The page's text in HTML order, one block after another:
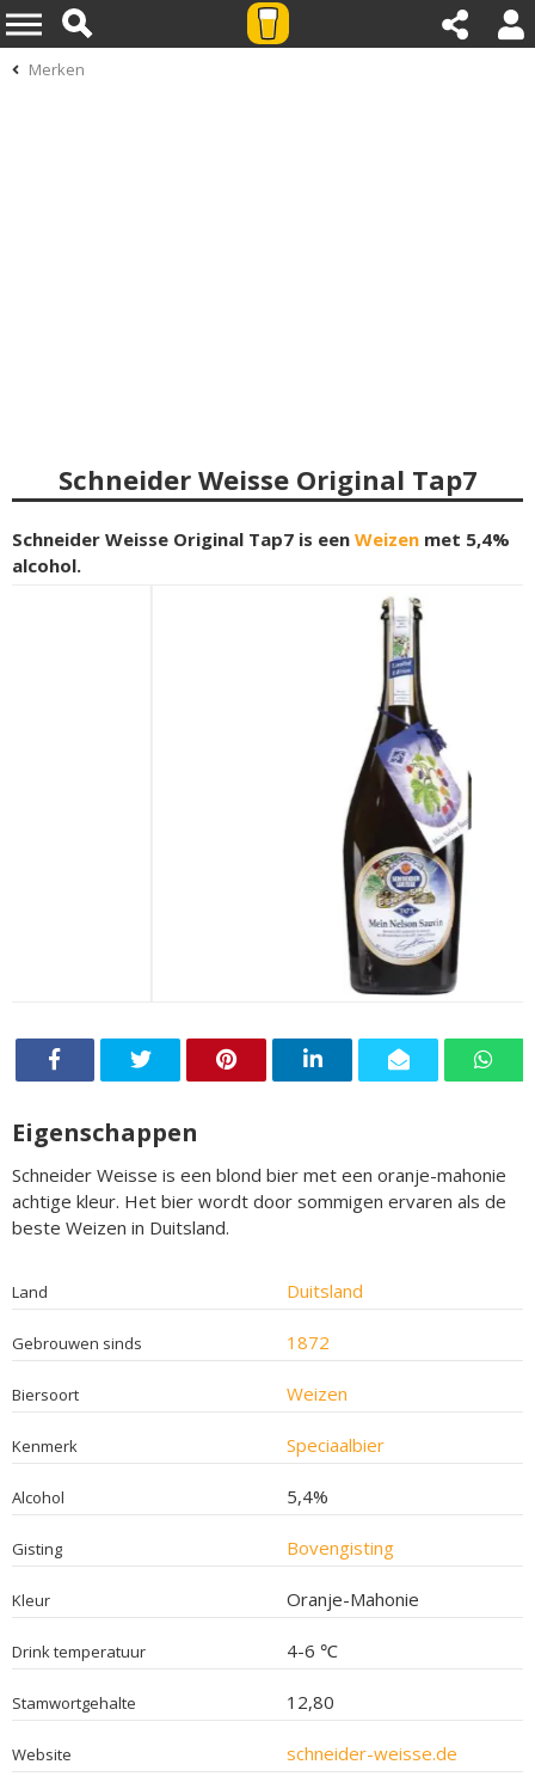
Merken
Schneider Weisse Original Tap7
Schneider Weisse Original Tap7 is een Weizen met 5,4%
alcohol.
Eigenschappen
Schneider Weisse is een blond bier met een oranje-mahonie
achtige kleur. Het bier wordt door sommigen ervaren als de
beste Weizen in Duitsland.
Land Duitsland
Gebrouwen sinds 1872
Biersoort Weizen
Kenmerk Speciaalbier
Alcohol 5,4%
Gisting Bovengisting
Kleur Oranje-Mahonie
Drink temperatuur 4-6 ℃
Stamwortgehalte 12,80
Website schneider-weisse.de